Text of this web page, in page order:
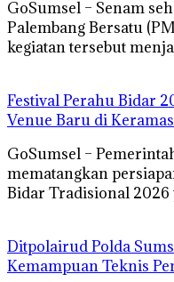
GoSumsel – Senam
Palembang Bersatu
kegiatan tersebut
Festival Perahu Bidar
Venue Baru di
GoSumsel –
mematangkan
Bidar Tradisional
Ditpolairud Polda
Kemampuan Teknis